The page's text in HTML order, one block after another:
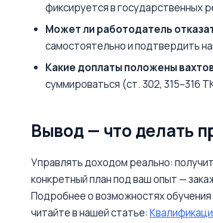
фиксируется в
Может ли работодатель
самостоятельно и подтвердить
Какие доплаты положены
суммироваться (ст. 302, 315–316
Вывод — что делать
Управлять доходом реально:
конкретный план под ваш опыт —
Подробнее о возможностях
читайте в нашей статье: